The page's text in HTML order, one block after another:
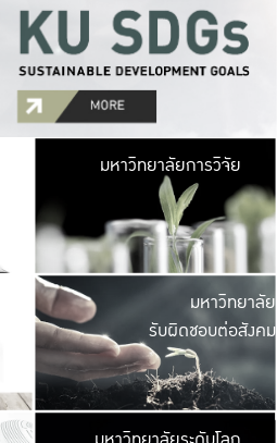
มหาวิ
มีพื้นที่เขียวสดใส
เป็นป่าในเมือง เกษต
มหาวิทยาลัยการวิจัย
มหาวิ
ค
เปิดประ
และพบเรื่องราวใ
มหาวิทยาลัย
รับผิดชอบต่อสังคม
มหาวิ